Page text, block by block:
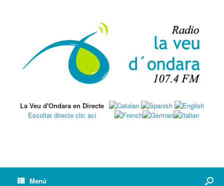
La Veu d'Ondara en Directe
Escoltar directe clic ací
Menú